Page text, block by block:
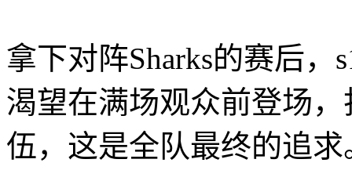
拿下对阵Sharks的赛后
渴望在满场观众前登场
伍，这是全队最终的追